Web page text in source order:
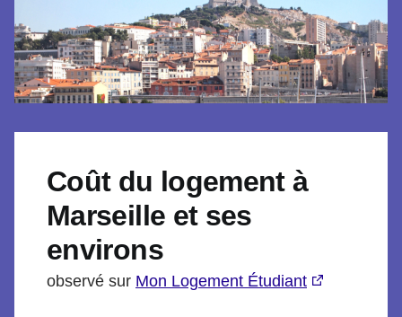
Coût du logement à
Marseille et ses
environs
observé sur Mon Logement Étudiant